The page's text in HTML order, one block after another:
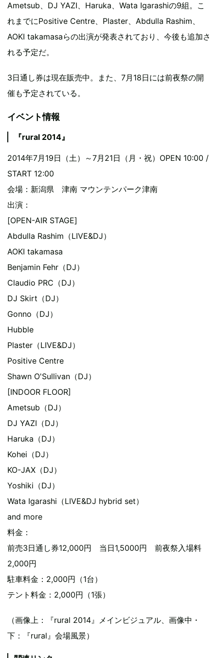
Ametsub、DJ YAZI、Haruka、Wata Igarashiの9組。こ
れまでにPositive Centre、Plaster、Abdulla Rashim、
AOKI takamasaらの出演が発表されており、今後も追加さ
れる予定だ。
3日通し券は現在販売中。また、7月18日には前夜祭の開
催も予定されている。
イベント情報
『rural 2014』
2014年7月19日（土）～7月21日（月・祝）OPEN 10:00 /
START 12:00
会場：新潟県 津南 マウンテンパーク津南
出演：
[OPEN-AIR STAGE]
Abdulla Rashim（LIVE&DJ）
AOKI takamasa
Benjamin Fehr（DJ）
Claudio PRC（DJ）
DJ Skirt（DJ）
Gonno（DJ）
Hubble
Plaster（LIVE&DJ）
Positive Centre
Shawn O'Sullivan（DJ）
[INDOOR FLOOR]
Ametsub（DJ）
DJ YAZI（DJ）
Haruka（DJ）
Kohei（DJ）
KO-JAX（DJ）
Yoshiki（DJ）
Wata Igarashi（LIVE&DJ hybrid set）
and more
料金：
前売3日通し券12,000円 当日1,5000円 前夜祭入場料
2,000円
駐車料金：2,000円（1台）
テント料金：2,000円（1張）
（画像上：『rural 2014』メインビジュアル、画像中・
下：『rural』会場風景）